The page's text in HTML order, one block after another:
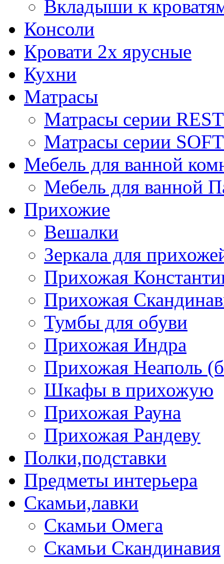
Вкладыши к
Консоли
Кровати 2х ярусные
Кухни
Матрасы
Матрасы серии REST
Матрасы серии SOFT
Мебель для ванной
Мебель для ванной
Прихожие
Вешалки
Зеркала для
Прихожая
Прихожая
Тумбы для обуви
Прихожая Индра
Прихожая Неаполь
Шкафы в прихожую
Прихожая Рауна
Прихожая Рандеву
Полки,подставки
Предметы интерьера
Скамьи,лавки
Скамьи Омега
Скамьи Скандинавия